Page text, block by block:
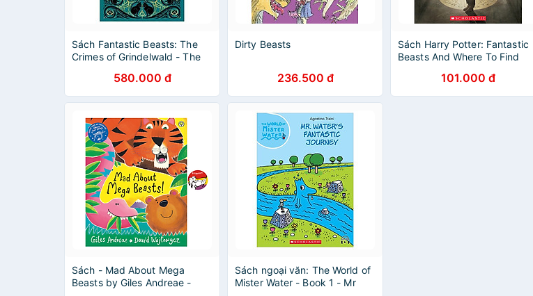
Sách Fantastic Beasts: The
Crimes of Grindelwald - The
(Hardback) -Tội ác của
Grindelwald - Kịch bản gốc
580.000 đ
Dirty Beasts
236.500 đ
Sách Harry Potter: Fantastic
Beasts And Where To Find
Book (Sinh vật huyền bí và nơi
ra chúng) (English Book)
101.000 đ
Sách - Mad About Mega
Beasts by Giles Andreae -
Sách ngoại văn: The World of
Mister Water - Book 1 - Mr